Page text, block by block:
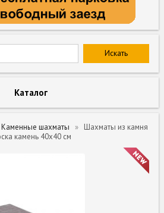
Каталог
Каменные шахматы
Шахматы из камня
камень 40х40 см